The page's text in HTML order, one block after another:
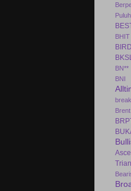
BHIT
BIRD
BN**
Brent